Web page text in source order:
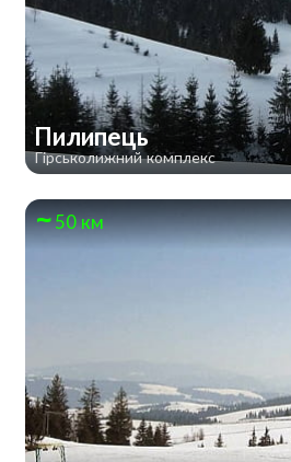
Пилипець
Гірськолижний комплекс
50 км